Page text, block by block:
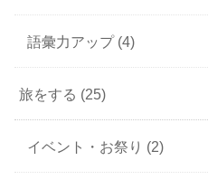
語彙力アップ (4)
旅をする (25)
イベント・お祭り (2)